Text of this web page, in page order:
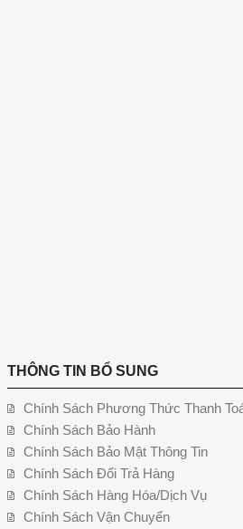
THÔNG TIN BỔ SUNG
Chính Sách Phương Thức Thanh
Chính Sách Bảo Hành
Chính Sách Bảo Mật Thông Tin
Chính Sách Đổi Trả Hàng
Chính Sách Hàng Hóa/Dịch Vụ
Chính Sách Vận Chuyển